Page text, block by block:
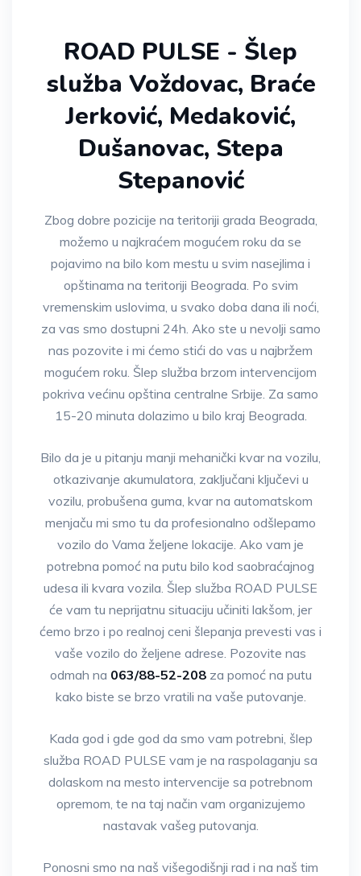
ROAD PULSE - Šlep
služba Voždovac, Braće
Jerković, Medaković,
Dušanovac, Stepa
Stepanović
Zbog dobre pozicije na teritoriji grada Beograda,
možemo u najkraćem mogućem roku da se
pojavimo na bilo kom mestu u svim nasejlima i
opštinama na teritoriji Beograda. Po svim
vremenskim uslovima, u svako doba dana ili noći,
za vas smo dostupni 24h. Ako ste u nevolji samo
nas pozovite i mi ćemo stići do vas u najbržem
mogućem roku. Šlep služba brzom intervencijom
pokriva većinu opština centralne Srbije. Za samo
15-20 minuta dolazimo u bilo kraj Beograda.
Bilo da je u pitanju manji mehanički kvar na vozilu,
otkazivanje akumulatora, zaključani ključevi u
vozilu, probušena guma, kvar na automatskom
menjaču mi smo tu da profesionalno odšlepamo
vozilo do Vama željene lokacije. Ako vam je
potrebna pomoć na putu bilo kod saobraćajnog
udesa ili kvara vozila. Šlep služba ROAD PULSE
će vam tu neprijatnu situaciju učiniti lakšom, jer
ćemo brzo i po realnoj ceni šlepanja prevesti vas i
vaše vozilo do željene adrese. Pozovite nas
odmah na 063/88-52-208za pomoć na putu
kako biste se brzo vratili na vaše putovanje.
Kada god i gde god da smo vam potrebni, šlep
služba ROAD PULSE vam je na raspolaganju sa
dolaskom na mesto intervencije sa potrebnom
opremom, te na taj način vam organizujemo
nastavak vašeg putovanja.
Ponosni smo na naš višegodišnji rad i na naš tim